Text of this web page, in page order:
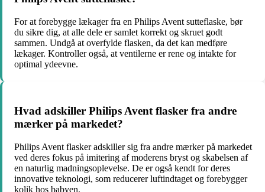
For at forebygge lækager fra en Philips Avent sutteflaske, bør
du sikre dig, at alle dele er samlet korrekt og skruet godt
sammen. Undgå at overfylde flasken, da det kan medføre
lækager. Kontroller også, at ventilerne er rene og intakte for
optimal ydeevne.
Hvad adskiller Philips Avent flasker fra andre
mærker på markedet?
Philips Avent flasker adskiller sig fra andre mærker på markedet
ved deres fokus på imitering af moderens bryst og skabelsen af
en naturlig madningsoplevelse. De er også kendt for deres
innovative teknologi, som reducerer luftindtaget og forebygger
kolik hos babyen.